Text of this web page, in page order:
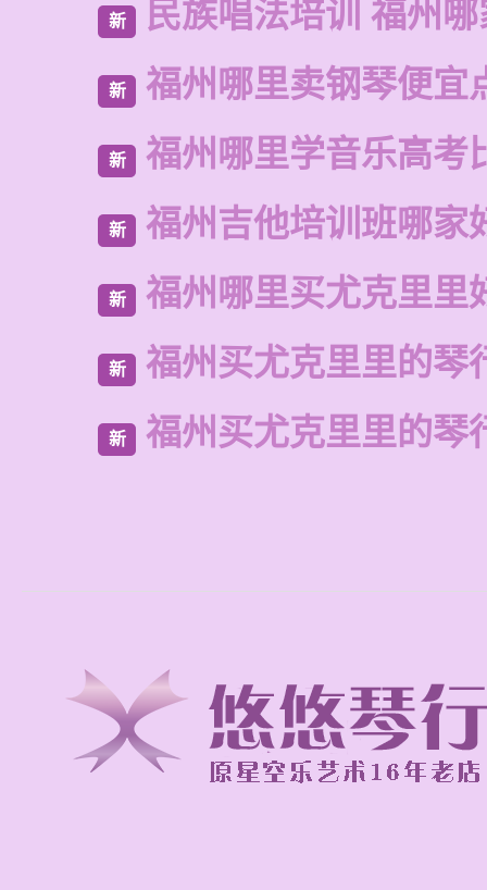
新 民族唱法培训 福州
新 福州哪里卖钢琴便宜
新 福州哪里学音乐高考
新 福州吉他培训班哪家
新 福州哪里买尤克里里
新 福州买尤克里里的琴
新 福州买尤克里里的琴